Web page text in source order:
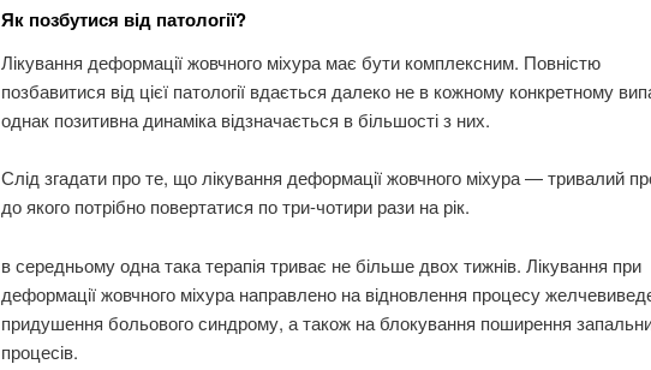
Як позбутися від патології?
Лікування деформації жовчного міхура має бути комплексним. Повністю
позбавитися від цієї патології вдається далеко не в кожному конкретному
однак позитивна динаміка відзначається в більшості з них.
Слід згадати про те, що лікування деформації жовчного міхура — тривалий
до якого потрібно повертатися по три-чотири рази на рік.
в середньому одна така терапія триває не більше двох тижнів. Лікування при
деформації жовчного міхура направлено на відновлення процесу
придушення больового синдрому, а також на блокування поширення
процесів.